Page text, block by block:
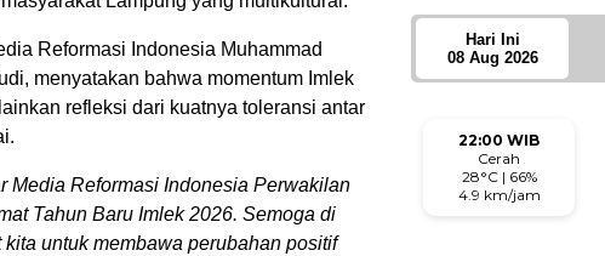
Reformasi Indonesia Muhammad
menyatakan bahwa momentum Imlek
refleksi dari kuatnya toleransi antar
Media Reformasi Indonesia Perwakilan
Tahun Baru Imlek 2026. Semoga di
untuk membawa perubahan positif
Hari Ini
08 Aug 2026
22:00 WIB
Cerah
28°C | 66%
4.9 km/jam